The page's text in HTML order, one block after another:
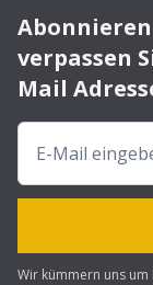
verpassen
Mail
Wir kümmern uns um